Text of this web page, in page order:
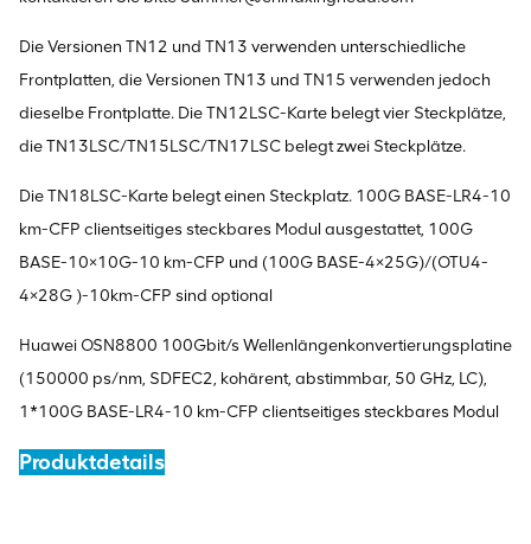
Die Versionen TN12 und TN13 verwenden unterschiedliche
Frontplatten, die Versionen TN13 und TN15 verwenden jedoch
dieselbe Frontplatte. Die TN12LSC-Karte belegt vier Steckplätze,
die TN13LSC/TN15LSC/TN17LSC belegt zwei Steckplätze.
Die TN18LSC-Karte belegt einen Steckplatz. 100G BASE-LR4-10
km-CFP clientseitiges steckbares Modul ausgestattet, 100G
BASE-10×10G-10 km-CFP und (100G BASE-4×25G)/(OTU4-
4×28G )-10km-CFP sind optional
Huawei OSN8800 100Gbit/s Wellenlängenkonvertierungsplatine
(150000 ps/nm, SDFEC2, kohärent, abstimmbar, 50 GHz, LC),
1*100G BASE-LR4-10 km-CFP clientseitiges steckbares Modul
Produktdetails